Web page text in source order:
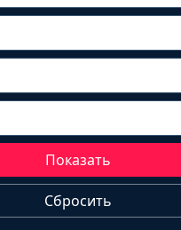
Показать
Сбросить